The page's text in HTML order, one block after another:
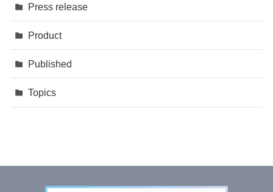
Press release
Product
Published
Topics